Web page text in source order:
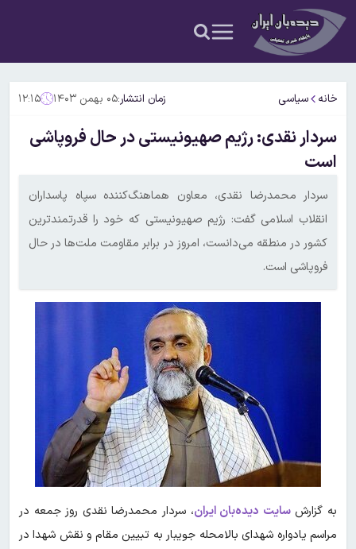
خانه سیاسی زمان انتشار:۰۵ بهمن ۱۴۰۳ ۱۲:۱۵
سردار نقدی: رژیم صهیونیستی در حال فروپاشی
است
سردار محمدرضا نقدی، معاون هماهنگ‌کننده سپاه پاسداران
انقلاب اسلامی گفت: رژیم صهیونیستی که خود را قدرتمندترین
کشور در منطقه می‌دانست، امروز در برابر مقاومت ملت‌ها در حال
فروپاشی است.
به گزارشسایت دیده‌بان ایران، سردار محمدرضا نقدی روز جمعه در
مراسم یادواره شهدای بالامحله جویبار به تبیین مقام و نقش شهدا در